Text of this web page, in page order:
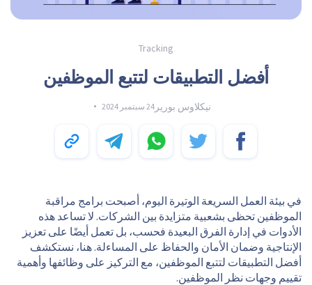
Tracking
أفضل التطبيقات لتتبع الموظفين
نيكلاوس بورير24 سبتمبر 2024
في بيئة العمل السريعة الوتيرة اليوم، أصبحت برامج مراقبة
الموظفين تحظى بشعبية متزايدة بين الشركات. لا تساعد هذه
الأدوات في إدارة الفرق البعيدة فحسب، بل تعمل أيضًا على تعزيز
الإنتاجية وضمان الأمان والحفاظ على المساءلة. هنا، نستكشف
أفضل التطبيقات لتتبع الموظفين، مع التركيز على وظائفها وأهمية
تقييم وجهات نظر الموظفين.